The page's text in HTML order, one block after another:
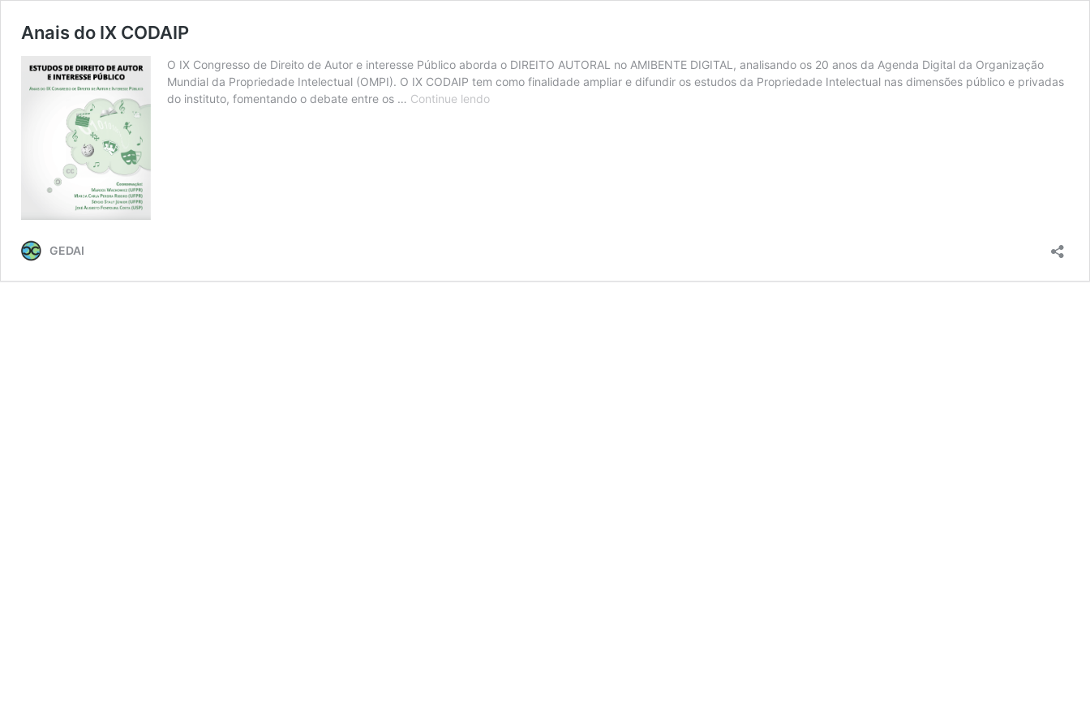
Anais do IX CODAIP
O IX Congresso de Direito de Autor e interesse Público aborda o DIREITO AUTORAL no AMIBENTE DIGITAL, analisando os 20 anos da Agenda Digital da Organização
Mundial da Propriedade Intelectual (OMPI). O IX CODAIP tem como finalidade ampliar e difundir os estudos da Propriedade Intelectual nas dimensões público e privadas
do instituto, fomentando o debate entre os … Continue lendoAnais
GEDAI